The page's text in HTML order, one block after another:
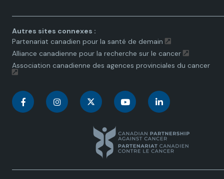
Autres sites connexes :
Partenariat canadien pour la santé de demain
Alliance canadienne pour la recherche sur le cancer
Association canadienne des agences provinciales du cancer
C
a
C
a
n
a
C
n
a
C
n
a